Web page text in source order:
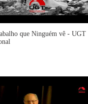
que Ninguém vê - UGT